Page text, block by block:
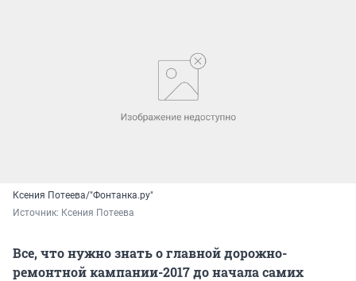
Ксения Потеева/"Фонтанка.ру"
Источник: Ксения Потеева
Все, что нужно знать о главной дорожно-
ремонтной кампании-2017 до начала самих